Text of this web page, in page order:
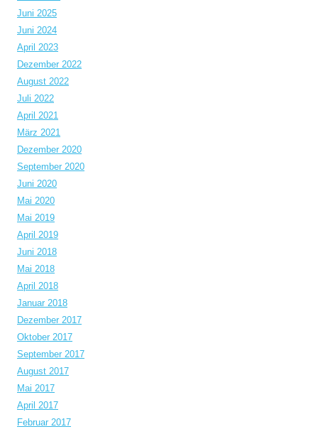
Juni 2025
Juni 2024
April 2023
Dezember 2022
August 2022
Juli 2022
April 2021
März 2021
Dezember 2020
September 2020
Juni 2020
Mai 2020
Mai 2019
April 2019
Juni 2018
Mai 2018
April 2018
Januar 2018
Dezember 2017
Oktober 2017
September 2017
August 2017
Mai 2017
April 2017
Februar 2017